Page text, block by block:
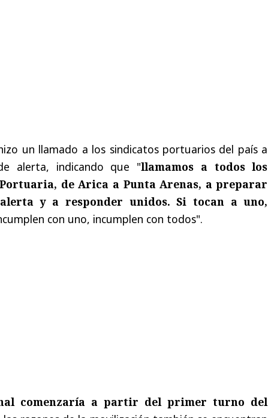
un llamado a los sindicatos portuarios del país a
alerta, indicando que "llamamos a todos los
de Arica a Punta Arenas, a preparar
y a responder unidos. Si tocan a uno,
con uno, incumplen con todos".
comenzaría a partir del primer turno del